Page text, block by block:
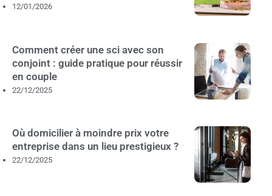
12/01/2026
Comment créer une sci avec son
conjoint : guide pratique pour réussir
en couple
22/12/2025
Où domicilier à moindre prix votre
entreprise dans un lieu prestigieux ?
22/12/2025